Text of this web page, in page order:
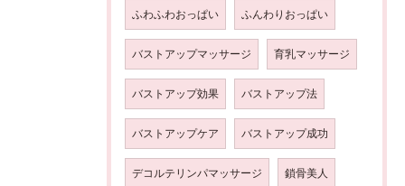
ふわふわおっぱい ふんわりおっぱい
バストアップマッサージ 育乳マッサージ
バストアップ効果 バストアップ法
バストアップケア バストアップ成功
デコルテリンパマッサージ 鎖骨美人